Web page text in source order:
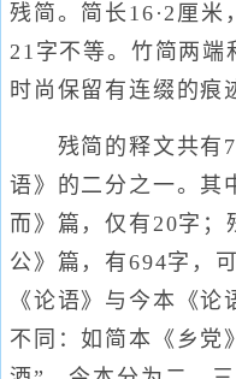
残简。简长16·2厘米
21字不等。竹简两端
时尚保留有连缀的痕
残简的释文共有7
语》的二分之一。其
而》篇，仅有20字；
公》篇，有694字，
《论语》与今本《
不同：如简本《乡党